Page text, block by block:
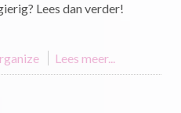
Lees dan verder!
Lees meer...